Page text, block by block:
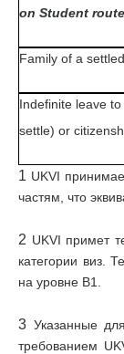
on Student
Family of a
Indefinite leave
settle) or
1 UKVI
частям, что
2 UKVI примет
категории виз.
на уровне В1.
3 Указанные
требованием